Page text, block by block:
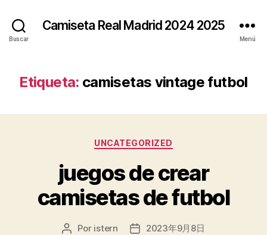
Buscar
Camiseta Real Madrid 2024 2025
Menú
Etiqueta: camisetas vintage futbol
Categorías
UNCATEGORIZED
juegos de crear
camisetas de futbol
Autor
Por istern
Fecha2023年9月8日